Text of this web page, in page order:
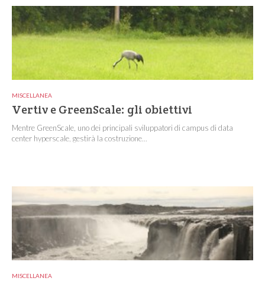
MISCELLANEA
Vertiv e GreenScale: gli obiettivi
Mentre GreenScale, uno dei principali sviluppatori di campus di data
center hyperscale, gestirà la costruzione...
MISCELLANEA